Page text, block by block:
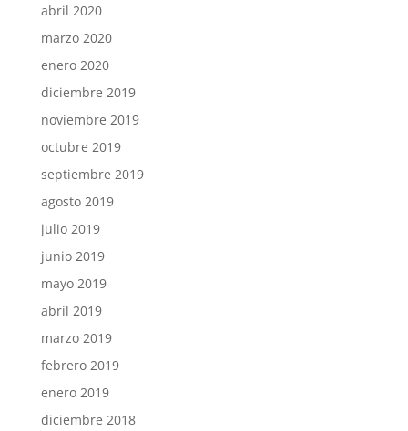
abril 2020
marzo 2020
enero 2020
diciembre 2019
noviembre 2019
octubre 2019
septiembre 2019
agosto 2019
julio 2019
junio 2019
mayo 2019
abril 2019
marzo 2019
febrero 2019
enero 2019
diciembre 2018